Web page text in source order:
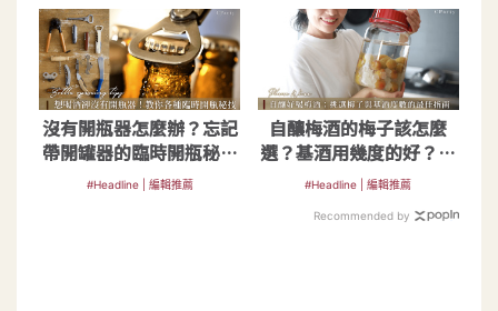
沒有開瓶器怎麼辦？忘記
帶開罐器的臨時開瓶秘技
圖解一鍵儲存
#Headline | 編輯推薦
自釀梅酒的梅子該怎麼
選？基酒用幾度的好？海
外研究報告揭秘
#Headline | 編輯推薦
Recommended by